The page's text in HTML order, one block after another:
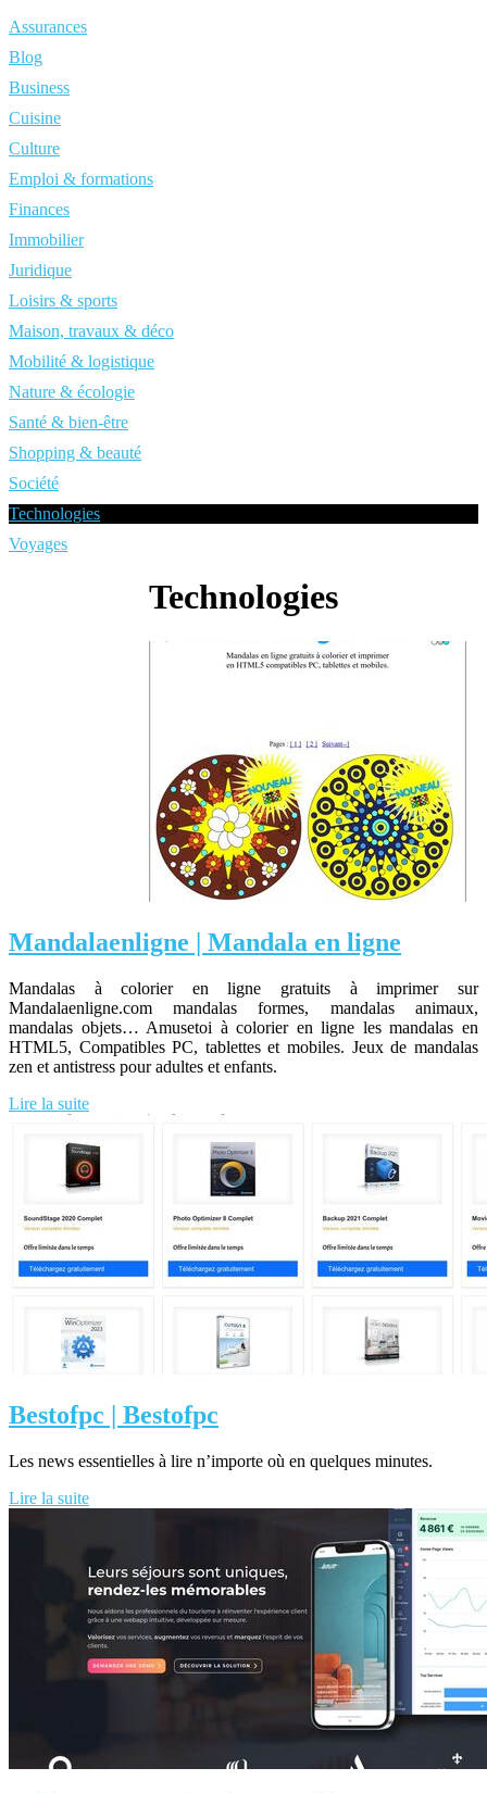
Assurances
Blog
Business
Cuisine
Culture
Emploi & formations
Finances
Immobilier
Juridique
Loisirs & sports
Maison, travaux & déco
Mobilité & logistique
Nature & écologie
Santé & bien-être
Shopping & beauté
Société
Technologies
Voyages
Technologies
Man­da­laenlig­ne | Mandala en ligne
Mandalas à colorier en ligne gratuits à imprimer sur
Mandalaenligne.com mandalas formes, mandalas animaux,
mandalas objets… Amusetoi à colorier en ligne les mandalas en
HTML5, Compatibles PC, tablettes et mobiles. Jeux de mandalas
zen et antistress pour adultes et enfants.
Lire la suite
Bestofpc | Bestofpc
Les news essentielles à lire n’importe où en quelques minutes.
Lire la suite